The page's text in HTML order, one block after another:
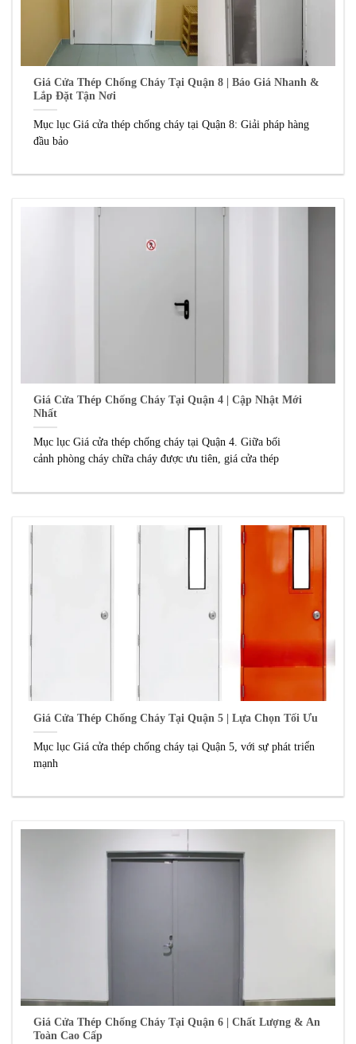
Giá Cửa Thép Chống Cháy Tại Quận 8 | Báo Giá Nhanh &
Lắp Đặt Tận Nơi
Mục lục Giá cửa thép chống cháy tại Quận 8: Giải pháp hàng
đầu bảo
Giá Cửa Thép Chống Cháy Tại Quận 4 | Cập Nhật Mới
Nhất
Mục lục Giá cửa thép chống cháy tại Quận 4. Giữa bối
cảnh phòng cháy chữa cháy được ưu tiên, giá cửa thép
Giá Cửa Thép Chống Cháy Tại Quận 5 | Lựa Chọn Tối Ưu
Mục lục Giá cửa thép chống cháy tại Quận 5, với sự phát triển
mạnh
Giá Cửa Thép Chống Cháy Tại Quận 6 | Chất Lượng & An
Toàn Cao Cấp